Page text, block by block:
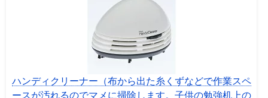
ハンディクリーナー（布から出た糸くずなどで作業スペ
ースが汚れるのでマメに掃除します。子供の勉強机上の